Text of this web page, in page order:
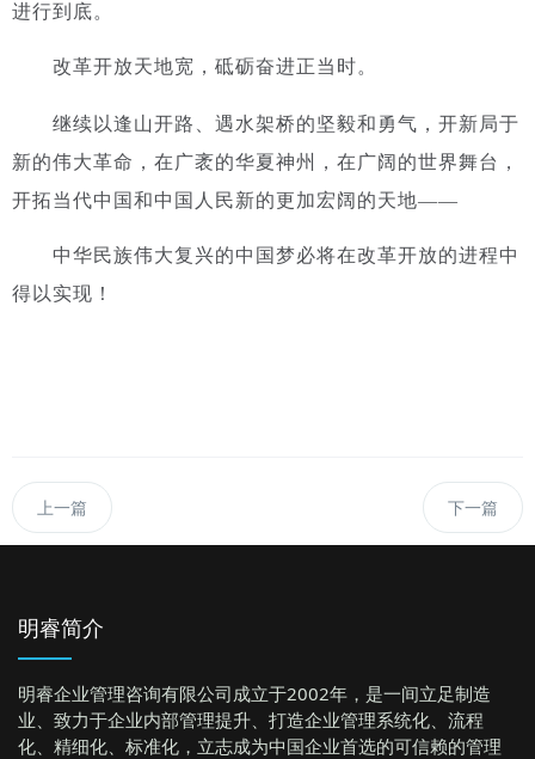
进行到底。
改革开放天地宽，砥砺奋进正当时。
继续以逢山开路、遇水架桥的坚毅和勇气，开新局于
新的伟大革命，在广袤的华夏神州，在广阔的世界舞台，
开拓当代中国和中国人民新的更加宏阔的天地——
中华民族伟大复兴的中国梦必将在改革开放的进程中
得以实现！
上一篇 下一篇
明睿简介
明睿企业管理咨询有限公司成立于2002年，是一间立足制造
业、致力于企业内部管理提升、打造企业管理系统化、流程
化、精细化、标准化，立志成为中国企业首选的可信赖的管理